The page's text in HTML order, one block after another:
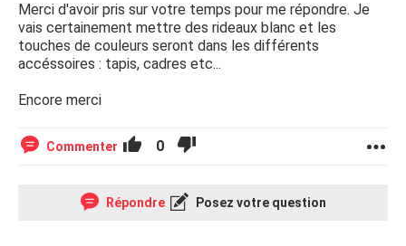
Merci d'avoir pris sur votre temps pour me répondre. Je
vais certainement mettre des rideaux blanc et les
touches de couleurs seront dans les différents
accéssoires : tapis, cadres etc...
Encore merci
Commenter 0
Répondre Posez votre question